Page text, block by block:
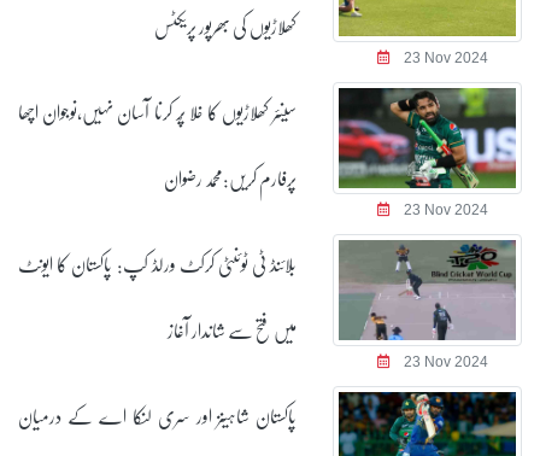
23 Nov 2024
کھلاڑیوں کی بھرپور پریکٹس
23 Nov 2024
سینئر کھلاڑیوں کا خلا پُر کرنا آسان نہیں،نوجوان اچھا
پرفارم کریں:محمد رضوان
23 Nov 2024
بلائنڈ ٹی ٹوئنٹی کرکٹ ورلڈ کپ: پاکستان کا ایونٹ
میں فتح سے شاندار آغاز
پاکستان شاہینز اور سری لنکا اے کے درمیان